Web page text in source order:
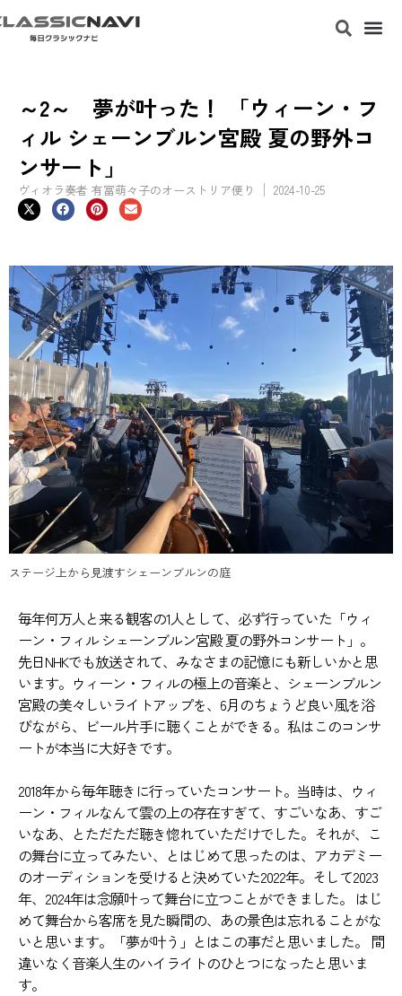
～2～ 夢が叶った！ 「ウィーン・フ
ィル シェーンブルン宮殿 夏の野外コ
ンサート」
ヴィオラ奏者 有冨萌々子のオーストリア便り 2024-10-25
ステージ上から見渡すシェーンブルンの庭
毎年何万人と来る観客の1人として、必ず行っていた「ウィ
ーン・フィル シェーンブルン宮殿 夏の野外コンサート」。
先日NHKでも放送されて、みなさまの記憶にも新しいかと思
います。ウィーン・フィルの極上の音楽と、シェーンブルン
宮殿の美々しいライトアップを、6月のちょうど良い風を浴
びながら、ビール片手に聴くことができる。私はこのコンサ
ートが本当に大好きです。
2018年から毎年聴きに行っていたコンサート。当時は、ウィ
ーン・フィルなんて雲の上の存在すぎて、すごいなあ、すご
いなあ、とただただ聴き惚れていただけでした。それが、こ
の舞台に立ってみたい、とはじめて思ったのは、アカデミー
のオーディションを受けると決めていた2022年。そして2023
年、2024年は念願叶って舞台に立つことができました。 はじ
めて舞台から客席を見た瞬間の、あの景色は忘れることがな
いと思います。「夢が叶う」とはこの事だと思いました。 間
違いなく音楽人生のハイライトのひとつになったと思いま
す。